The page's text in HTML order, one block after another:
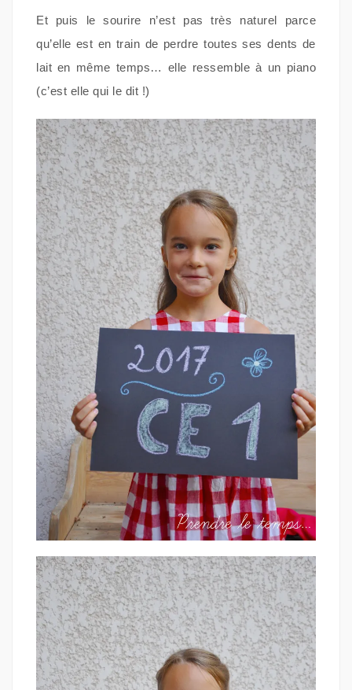
Et puis le sourire n’est pas très naturel parce
qu’elle est en train de perdre toutes ses dents de
lait en même temps… elle ressemble à un piano
(c’est elle qui le dit !)